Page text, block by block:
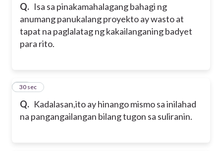
Q. Isa sa pinakamahalagang bahagi ng
anumang panukalang proyekto ay wasto at
tapat na paglalatag ng kakailanganing badyet
para rito.
Q. Kadalasan,ito ay hinango mismo sa inilahad
na pangangailangan bilang tugon sa suliranin.
34
30 sec